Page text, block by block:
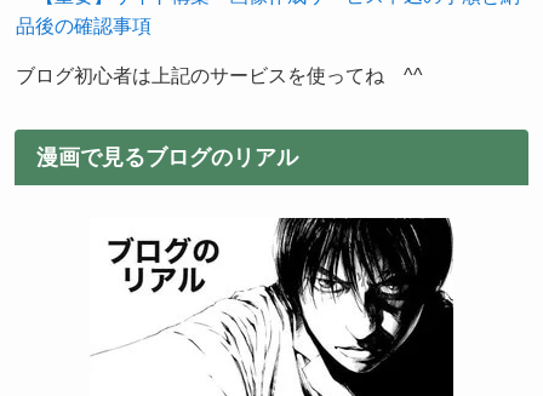
品後の確認事項
ブログ初心者は上記のサービスを使ってね ^^
漫画で見るブログのリアル